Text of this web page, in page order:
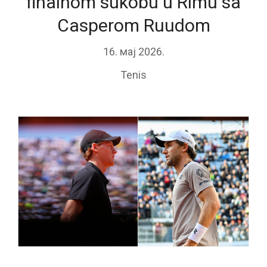
Casperom Ruudom
16. мај 2026.
Tenis